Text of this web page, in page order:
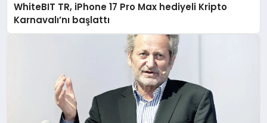
WhiteBIT TR, iPhone 17 Pro Max hediyeli Kripto
Karnavalı’nı başlattı